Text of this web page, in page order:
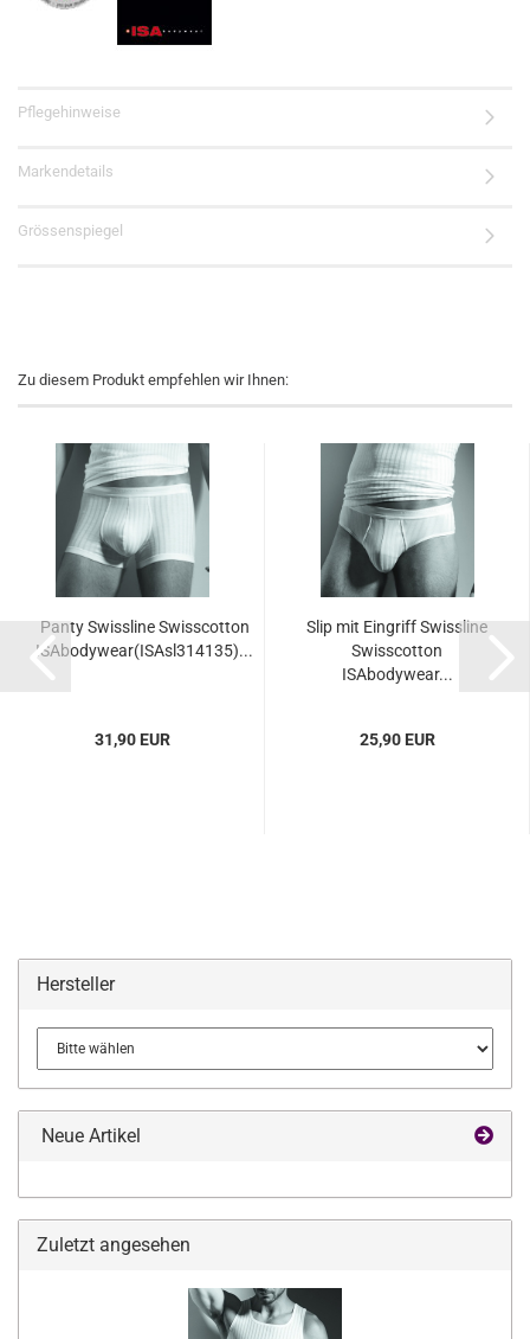
Pflegehinweise
Markendetails
Grössenspiegel
Zu diesem Produkt empfehlen wir Ihnen:
Panty Swissline Swisscotton
ISAbodywear(ISAsl314135)...
31,90 EUR
Slip mit Eingriff Swissline
Swisscotton
ISAbodywear...
25,90 EUR
Hersteller
Neue Artikel
Zuletzt angesehen